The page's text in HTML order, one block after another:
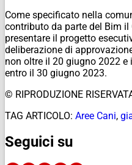
Come specificato nella
contributo da parte del Bim il
presentare il progetto
deliberazione di
non oltre il 20 giugno 2022
entro il 30 giugno 2023.
© RIPRODUZIONE
TAG ARTICOLO: Aree Cani,
Seguici su